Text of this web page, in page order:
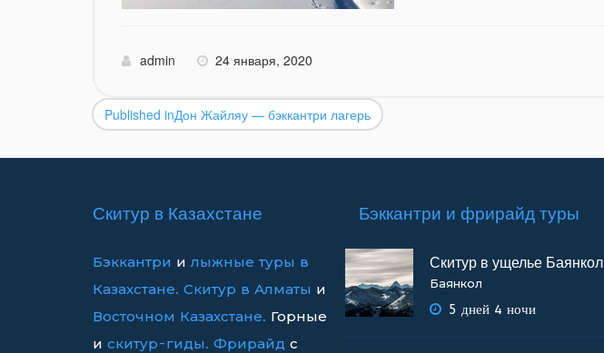
admin 24 января, 2020
Навигация
по
Published inДон Жайляу — бэккантри лагерь
Скитур в Казахстане
Бэккантри илыжные туры в
Казахстане. Скитур в Алматы и
Восточном Казахстане. Горные
и скитур-гиды. Фрирайд с
Бэккантри и фрирайд туры
Скитур в ущелье Баянкол
Баянкол
5 дней 4 ночи